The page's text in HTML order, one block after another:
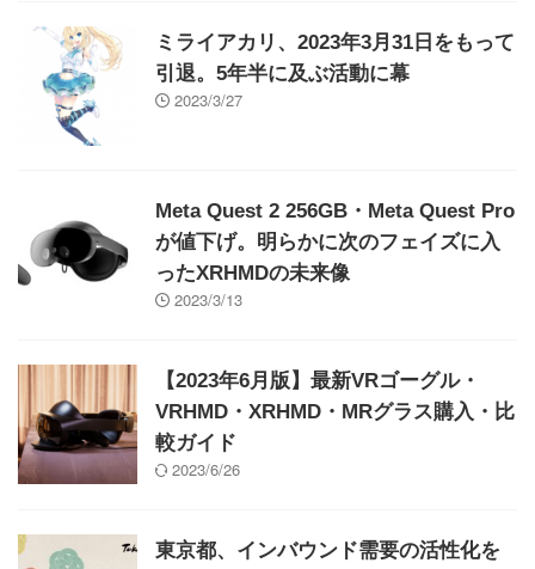
ミライアカリ、2023年3月31日をもって
引退。5年半に及ぶ活動に幕
2023/3/27
Meta Quest 2 256GB・Meta Quest Pro
が値下げ。明らかに次のフェイズに入
ったXRHMDの未来像
2023/3/13
【2023年6月版】最新VRゴーグル・
VRHMD・XRHMD・MRグラス購入・比
較ガイド
2023/6/26
東京都、インバウンド需要の活性化を